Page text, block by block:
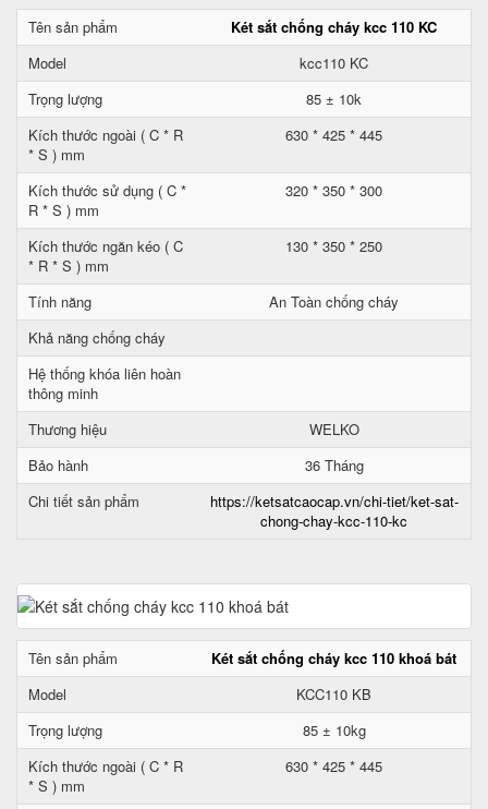
Tên sản phẩm
Két sắt chống cháy kcc 110 KC
Model
kcc110 KC
Trọng lượng
85 ± 10k
Kích thước ngoài ( C * R
* S ) mm
630 * 425 * 445
Kích thước sử dụng ( C *
R * S ) mm
320 * 350 * 300
Kích thước ngăn kéo ( C
* R * S ) mm
130 * 350 * 250
Tính năng
An Toàn chống cháy
Khả năng chống cháy
Hệ thống khóa liên hoàn
thông minh
Thương hiệu
WELKO
Bảo hành
36 Tháng
Chi tiết sản phẩm
https://ketsatcaocap.vn/chi-tiet/ket-sat-
chong-chay-kcc-110-kc
Tên sản phẩm
Két sắt chống cháy kcc 110 khoá bát
Model
KCC110 KB
Trọng lượng
85 ± 10kg
Kích thước ngoài ( C * R
* S ) mm
630 * 425 * 445